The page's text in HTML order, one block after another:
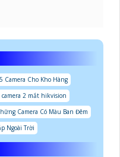
Camera Cho Kho Hàng
camera 2 mắt hikvision
Camera Có Màu Ban Đêm
Ngoài Trời